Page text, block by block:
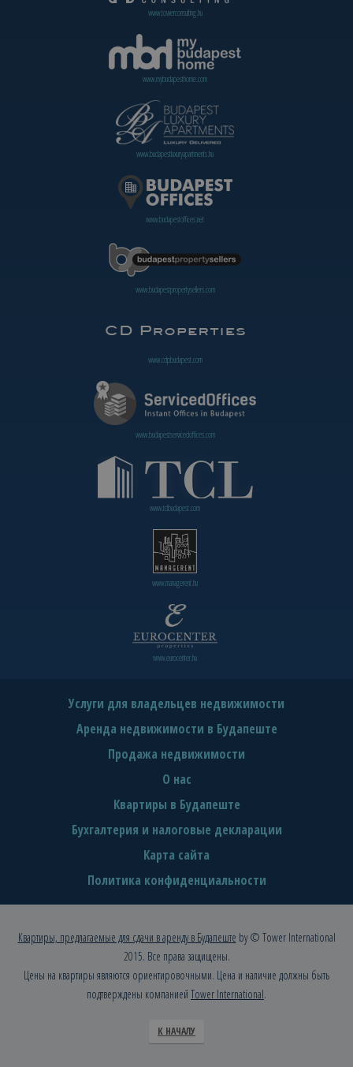
www.towerconsulting.hu
www.mybudapesthome.com
www.budapestluxuryapartments.hu
www.budapestoffices.net
www.budapestpropertysellers.com
www.cdpbudapest.com
www.budapestservicedoffices.com
www.tclbudapest.com
www.managerent.hu
www.eurocenter.hu
Услуги для владельцев недвижимости
Аренда недвижимости в Будапеште
Продажа недвижимости
О нас
Квартиры в Будапеште
Бухгалтерия и налоговые декларации
Карта сайта
Политика конфиденциальности
Квартиры, предлагаемые для сдачи в аренду в Будапеште by © Tower International
2015. Все права защищены.
Цены на квартиры являются ориентировочными. Цена и наличие должны быть
подтверждены компанией Tower International.
К НАЧАЛУ